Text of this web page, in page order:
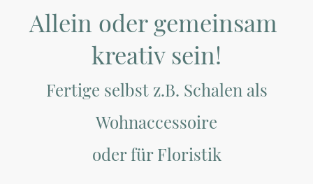
Allein oder gemeinsam
kreativ sein!
Fertige selbst z.B. Schalen als
Wohnaccessoire
oder für Floristik